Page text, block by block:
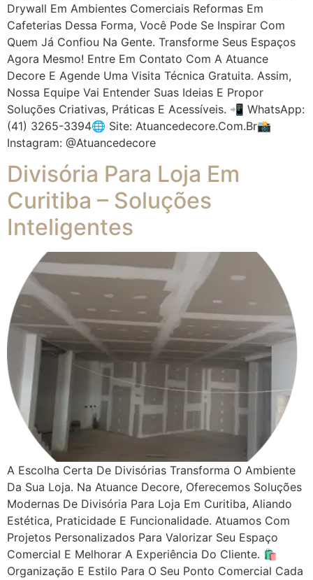
Drywall Em Ambientes Comerciais Reformas Em
Cafeterias Dessa Forma, Você Pode Se Inspirar Com
Quem Já Confiou Na Gente. Transforme Seus Espaços
Agora Mesmo! Entre Em Contato Com A Atuance
Decore E Agende Uma Visita Técnica Gratuita. Assim,
Nossa Equipe Vai Entender Suas Ideias E Propor
Soluções Criativas, Práticas E Acessíveis. 📲 WhatsApp:
(41) 3265-3394🌐 Site: Atuancedecore.com.br📸
Instagram: @atuancedecore
Divisória Para Loja Em
Curitiba – Soluções
Inteligentes
A Escolha Certa De Divisórias Transforma O Ambiente
Da Sua Loja. Na Atuance Decore, Oferecemos Soluções
Modernas De Divisória Para Loja Em Curitiba, Aliando
Estética, Praticidade E Funcionalidade. Atuamos Com
Projetos Personalizados Para Valorizar Seu Espaço
Comercial E Melhorar A Experiência Do Cliente. 🛍
Organização E Estilo Para O Seu Ponto Comercial Cada